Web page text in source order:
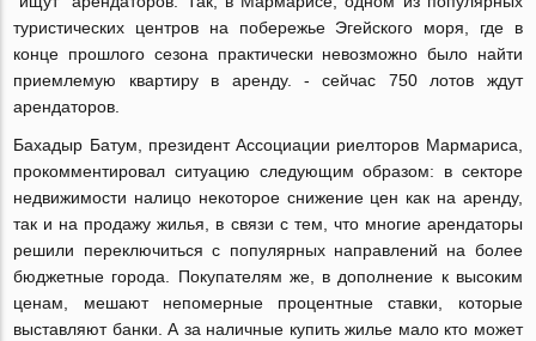
туристических центров на побережье Эгейского моря, где в
конце прошлого сезона практически невозможно было найти
приемлемую квартиру в аренду. - сейчас 750 лотов ждут
арендаторов.
Бахадыр Батум, президент Ассоциации риелторов Мармариса,
прокомментировал ситуацию следующим образом: в секторе
недвижимости налицо некоторое снижение цен как на аренду,
так и на продажу жилья, в связи с тем, что многие арендаторы
решили переключиться с популярных направлений на более
бюджетные города. Покупателям же, в дополнение к высоким
ценам, мешают непомерные процентные ставки, которые
выставляют банки. А за наличные купить жилье мало кто может